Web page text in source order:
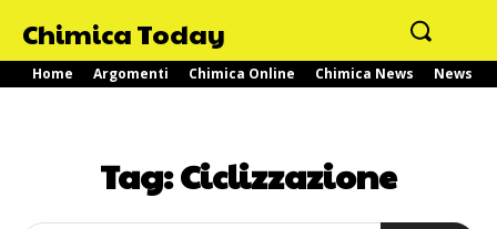
Chimica Today
Home Argomenti Chimica Online Chimica News News
Tag:Ciclizzazione